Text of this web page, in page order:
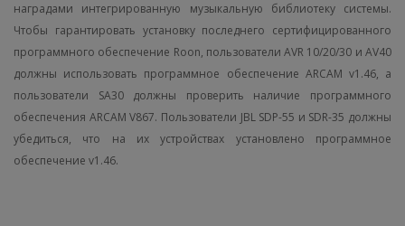
наградами интегрированную музыкальную библиотеку системы.
Чтобы гарантировать установку последнего сертифицированного
программного обеспечение Roon, пользователи AVR 10/20/30 и AV40
должны использовать программное обеспечение ARCAM v1.46, а
пользователи SA30 должны проверить наличие программного
обеспечения ARCAM V867. Пользователи JBL SDP-55 и SDR-35 должны
убедиться, что на их устройствах установлено программное
обеспечение v1.46.